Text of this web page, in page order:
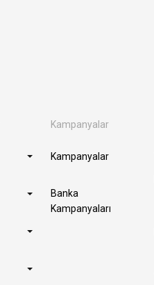
Kampanyalar
Kampanyalar
Banka
Kampanyaları